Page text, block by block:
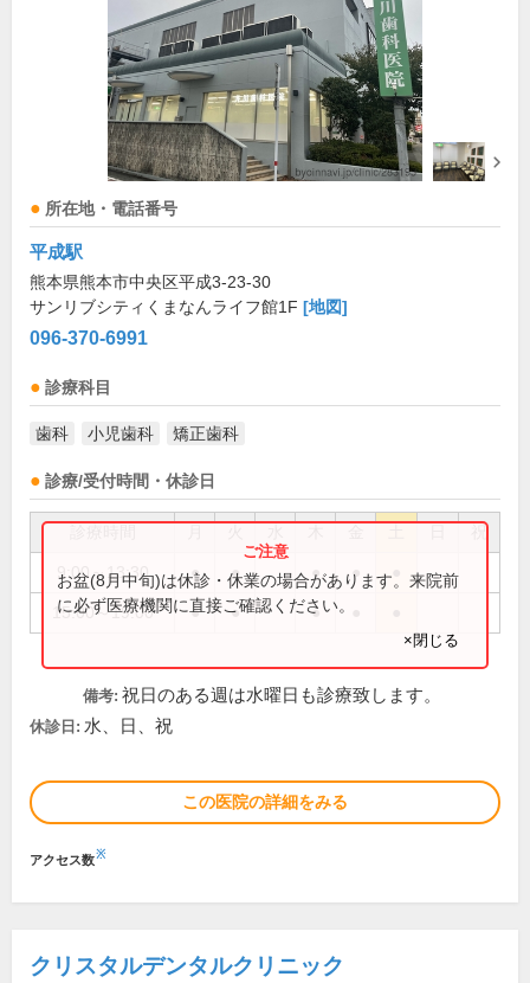
所在地・電話番号
平成駅
熊本県熊本市中央区平成3-23-30
サンリブシティくまなんライフ館1F [地図]
096-370-6991
診療科目
歯科 小児歯科 矯正歯科
診療/受付時間・休診日
祝
9:00～13:30 ● ● ● ●
15:00～19:00 ● ● ●
お盆(8月中旬)は休診・休業の場合があります。来院前
に必ず医療機関に直接ご確認ください。
×閉じる
備考: 祝日のある週は水曜日も診療致します。
休診日: 水、日、祝
この医院の詳細をみる
アクセス数※
クリスタルデンタルクリニック